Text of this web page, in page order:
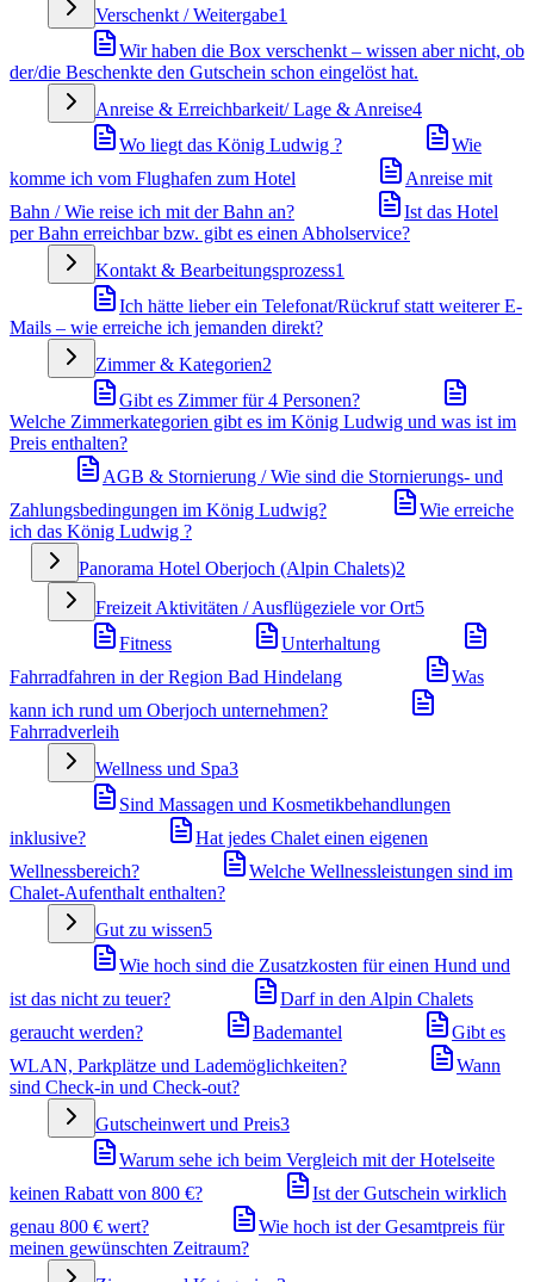
Verschenkt / Weitergabe1
Wir haben die Box verschenkt – wissen aber nicht, ob
der/die Beschenkte den Gutschein schon eingelöst hat.
Anreise & Erreichbarkeit/ Lage & Anreise4
Wo liegt das König Ludwig ?
Wie
komme ich vom Flughafen zum Hotel
Anreise mit
Bahn / Wie reise ich mit der Bahn an?
Ist das Hotel
per Bahn erreichbar bzw. gibt es einen Abholservice?
Kontakt & Bearbeitungsprozess1
Ich hätte lieber ein Telefonat/Rückruf statt weiterer E-
Mails – wie erreiche ich jemanden direkt?
Zimmer & Kategorien2
Gibt es Zimmer für 4 Personen?
Welche Zimmerkategorien gibt es im König Ludwig und was ist im
Preis enthalten?
AGB & Stornierung / Wie sind die Stornierungs- und
Zahlungsbedingungen im König Ludwig?
Wie erreiche
ich das König Ludwig ?
Panorama Hotel Oberjoch (Alpin Chalets)2
Freizeit Aktivitäten / Ausflügeziele vor Ort5
Fitness
Unterhaltung
Fahrradfahren in der Region Bad Hindelang
Was
kann ich rund um Oberjoch unternehmen?
Fahrradverleih
Wellness und Spa3
Sind Massagen und Kosmetikbehandlungen
inklusive?
Hat jedes Chalet einen eigenen
Wellnessbereich?
Welche Wellnessleistungen sind im
Chalet-Aufenthalt enthalten?
Gut zu wissen5
Wie hoch sind die Zusatzkosten für einen Hund und
ist das nicht zu teuer?
Darf in den Alpin Chalets
geraucht werden?
Bademantel
Gibt es
WLAN, Parkplätze und Lademöglichkeiten?
Wann
sind Check-in und Check-out?
Gutscheinwert und Preis3
Warum sehe ich beim Vergleich mit der Hotelseite
keinen Rabatt von 800 €?
Ist der Gutschein wirklich
genau 800 € wert?
Wie hoch ist der Gesamtpreis für
meinen gewünschten Zeitraum?